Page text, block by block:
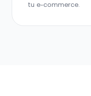
tu e-commerce.